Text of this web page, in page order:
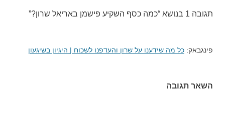
תגובה 1 בנושא “ כמה כסף השקיע פישמן באריאל שרון?”
פינגבאק: כל מה שידענו על שרון והעדפנו לשכוח | היגיון בשיגעון
השאר תגובה